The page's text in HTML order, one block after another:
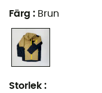
Färg : Brun
Storlek :